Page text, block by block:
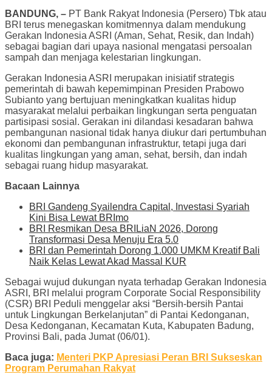
BANDUNG, – PT Bank Rakyat Indonesia (Persero) Tbk atau
BRI terus menegaskan komitmennya dalam mendukung
Gerakan Indonesia ASRI (Aman, Sehat, Resik, dan Indah)
sebagai bagian dari upaya nasional mengatasi persoalan
sampah dan menjaga kelestarian lingkungan.
Gerakan Indonesia ASRI merupakan inisiatif strategis
pemerintah di bawah kepemimpinan Presiden Prabowo
Subianto yang bertujuan meningkatkan kualitas hidup
masyarakat melalui perbaikan lingkungan serta penguatan
partisipasi sosial. Gerakan ini dilandasi kesadaran bahwa
pembangunan nasional tidak hanya diukur dari pertumbuhan
ekonomi dan pembangunan infrastruktur, tetapi juga dari
kualitas lingkungan yang aman, sehat, bersih, dan indah
sebagai ruang hidup masyarakat.
Bacaan Lainnya
BRI Gandeng Syailendra Capital, Investasi Syariah
Kini Bisa Lewat BRImo
BRI Resmikan Desa BRILiaN 2026, Dorong
Transformasi Desa Menuju Era 5.0
BRI dan Pemerintah Dorong 1.000 UMKM Kreatif Bali
Naik Kelas Lewat Akad Massal KUR
Sebagai wujud dukungan nyata terhadap Gerakan Indonesia
ASRI, BRI melalui program Corporate Social Responsibility
(CSR) BRI Peduli menggelar aksi “Bersih-bersih Pantai
untuk Lingkungan Berkelanjutan” di Pantai Kedonganan,
Desa Kedonganan, Kecamatan Kuta, Kabupaten Badung,
Provinsi Bali, pada Jumat (06/01).
Baca juga: Menteri PKP Apresiasi Peran BRI Sukseskan
Program Perumahan Rakyat